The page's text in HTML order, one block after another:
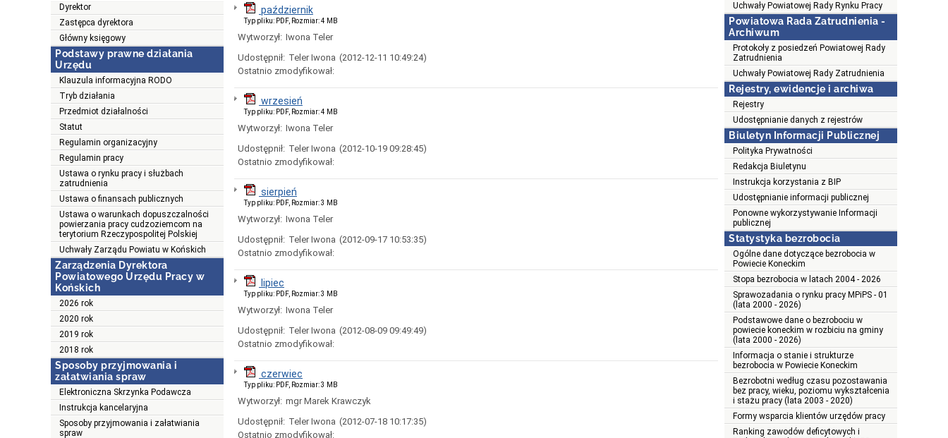
Dyrektor
Zastępca dyrektora
Główny księgowy
Podstawy prawne działania
Urzędu
Klauzula informacyjna RODO
Tryb działania
Przedmiot działalności
Statut
Regulamin organizacyjny
Regulamin pracy
Ustawa o rynku pracy i służbach
zatrudnienia
Ustawa o finansach publicznych
Ustawa o warunkach dopuszczalności
powierzania pracy cudzoziemcom na
terytorium Rzeczypospolitej Polskiej
Uchwały Zarządu Powiatu w Końskich
Zarządzenia Dyrektora
Powiatowego Urzędu Pracy w
Końskich
2026 rok
2020 rok
2019 rok
2018 rok
Sposoby przyjmowania i
załatwiania spraw
Elektroniczna Skrzynka Podawcza
Instrukcja kancelaryjna
Sposoby przyjmowania i załatwiania
spraw
październik
Typ pliku: PDF, Rozmiar: 4 MB
Wytworzył: Iwona Teler
Udostępnił: Teler Iwona (2012-12-11 10:49:24)
Ostatnio zmodyfikował:
wrzesień
Typ pliku: PDF, Rozmiar: 4 MB
Wytworzył: Iwona Teler
Udostępnił: Teler Iwona (2012-10-19 09:28:45)
Ostatnio zmodyfikował:
sierpień
Typ pliku: PDF, Rozmiar: 3 MB
Wytworzył: Iwona Teler
Udostępnił: Teler Iwona (2012-09-17 10:53:35)
Ostatnio zmodyfikował:
lipiec
Typ pliku: PDF, Rozmiar: 3 MB
Wytworzył: Iwona Teler
Udostępnił: Teler Iwona (2012-08-09 09:49:49)
Ostatnio zmodyfikował:
czerwiec
Typ pliku: PDF, Rozmiar: 3 MB
Wytworzył: mgr Marek Krawczyk
Udostępnił: Teler Iwona (2012-07-18 10:17:35)
Ostatnio zmodyfikował:
Uchwały Powiatowej Rady Rynku Pracy
Powiatowa Rada Zatrudnienia -
Archiwum
Protokoły z posiedzeń Powiatowej Rady
Zatrudnienia
Uchwały Powiatowej Rady Zatrudnienia
Rejestry, ewidencje i archiwa
Rejestry
Udostępnianie danych z rejestrów
Biuletyn Informacji Publicznej
Polityka Prywatności
Redakcja Biuletynu
Instrukcja korzystania z BIP
Udostępnianie informacji publicznej
Ponowne wykorzystywanie Informacji
publicznej
Statystyka bezrobocia
Ogólne dane dotyczące bezrobocia w
Powiecie Koneckim
Stopa bezrobocia w latach 2004 - 2026
Sprawozadania o rynku pracy MPiPS - 01
(lata 2000 - 2026)
Podstawowe dane o bezrobociu w
powiecie koneckim w rozbiciu na gminy
(lata 2000 - 2026)
Informacja o stanie i strukturze
bezrobocia w Powiecie Koneckim
Bezrobotni według czasu pozostawania
bez pracy, wieku, poziomu wykształcenia
i stażu pracy (lata 2003 - 2020)
Formy wsparcia klientów urzędów pracy
Ranking zawodów deficytowych i